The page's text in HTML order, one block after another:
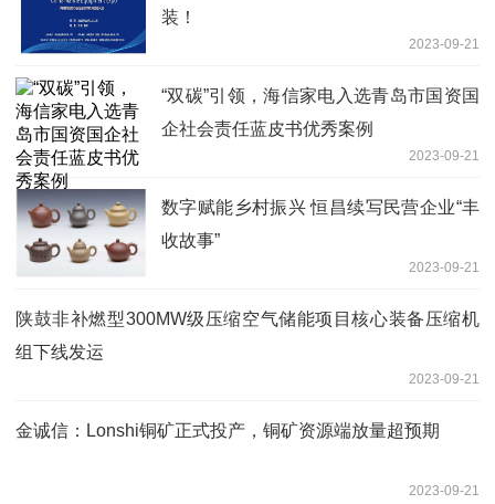
装！
2023-09-21
“双碳”引领，海信家电入选青岛市国资国
企社会责任蓝皮书优秀案例
2023-09-21
数字赋能乡村振兴 恒昌续写民营企业“丰
收故事”
2023-09-21
陕鼓非补燃型300MW级压缩空气储能项目核心装备压缩机
组下线发运
2023-09-21
金诚信：Lonshi铜矿正式投产，铜矿资源端放量超预期
2023-09-21